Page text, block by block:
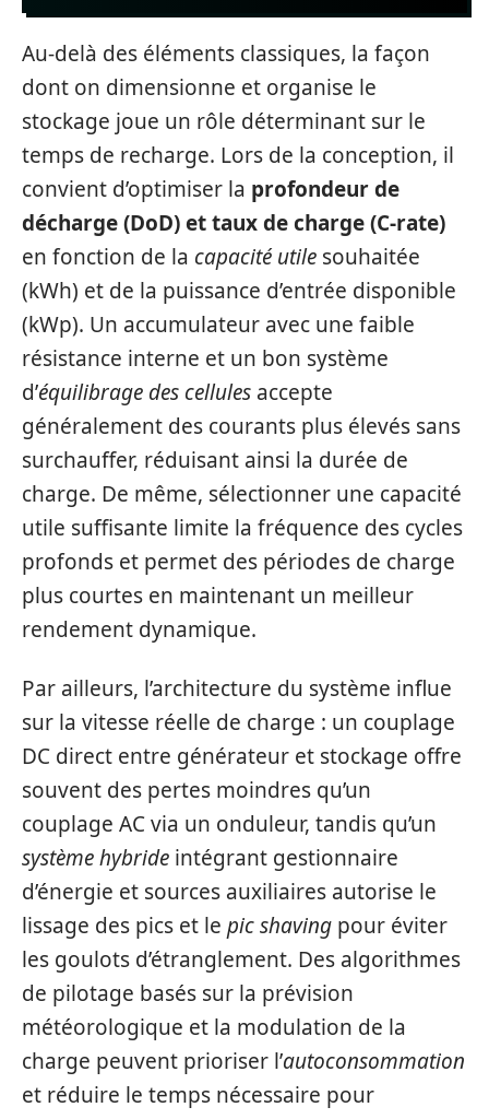
Au-delà des éléments classiques, la façon
dont on dimensionne et organise le
stockage joue un rôle déterminant sur le
temps de recharge. Lors de la conception, il
convient d’optimiser la profondeur de
décharge (DoD) et taux de charge (C-rate)
en fonction de la capacité utile souhaitée
(kWh) et de la puissance d’entrée disponible
(kWp). Un accumulateur avec une faible
résistance interne et un bon système
d’équilibrage des cellules accepte
généralement des courants plus élevés sans
surchauffer, réduisant ainsi la durée de
charge. De même, sélectionner une capacité
utile suffisante limite la fréquence des cycles
profonds et permet des périodes de charge
plus courtes en maintenant un meilleur
rendement dynamique.
Par ailleurs, l’architecture du système influe
sur la vitesse réelle de charge : un couplage
DC direct entre générateur et stockage offre
souvent des pertes moindres qu’un
couplage AC via un onduleur, tandis qu’un
système hybride intégrant gestionnaire
d’énergie et sources auxiliaires autorise le
lissage des pics et le pic shaving pour éviter
les goulots d’étranglement. Des algorithmes
de pilotage basés sur la prévision
météorologique et la modulation de la
charge peuvent prioriser l’autoconsommation
et réduire le temps nécessaire pour